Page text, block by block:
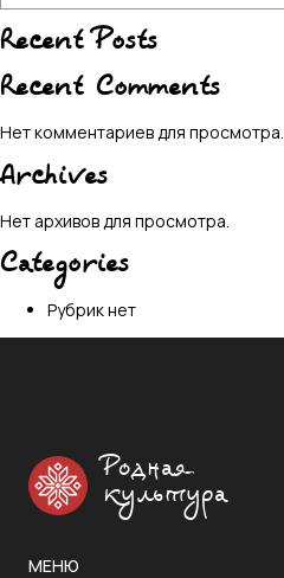
Recent Posts
Recent Comments
Нет комментариев для просмотра.
Archives
Нет архивов для просмотра.
Categories
Рубрик нет
Родная
культура
МЕНЮ